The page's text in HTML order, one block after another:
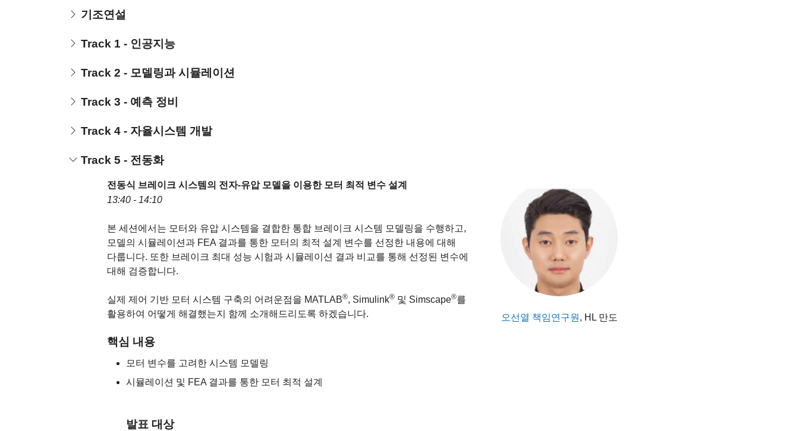
기조연설
Track 1 - 인공지능
Track 2 - 모델링과 시뮬레이션
Track 3 - 예측 정비
Track 4 - 자율시스템 개발
Track 5 - 전동화
전동식 브레이크 시스템의 전자-유압 모델을 이용한 모터 최적 변수 설계
13:40 - 14:10
본 세션에서는 모터와 유압 시스템을 결합한 통합 브레이크 시스템 모델링을 수행하고,
모델의 시뮬레이션과 FEA 결과를 통한 모터의 최적 설계 변수를 선정한 내용에 대해
다룹니다. 또한 브레이크 최대 성능 시험과 시뮬레이션 결과 비교를 통해 선정된 변수에
대해 검증합니다.
실제 제어 기반 모터 시스템 구축의 어려운점을 MATLAB®, Simulink® 및 Simscape®를
활용하여 어떻게 해결했는지 함께 소개해드리도록 하겠습니다.
핵심 내용
모터 변수를 고려한 시스템 모델링
시뮬레이션 및 FEA 결과를 통한 모터 최적 설계
발표 대상
오선열 책임연구원 , HL 만도